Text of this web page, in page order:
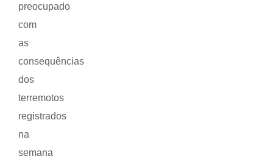
preocupado
com
as
consequências
dos
terremotos
registrados
na
semana